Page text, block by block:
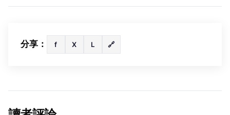
分享： f X L 🔗